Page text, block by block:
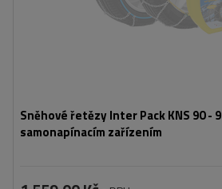
Sněhové řetězy Inter Pack KNS 90 -
samonapínacím zařízením